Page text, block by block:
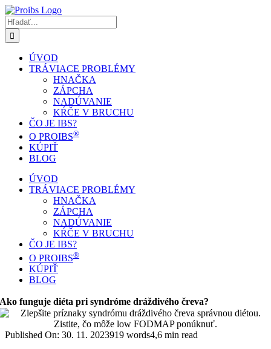
Skip
to
content
Hľadať:
ÚVOD
TRÁVIACE PROBLÉMY
HNAČKA
ZÁPCHA
NADÚVANIE
KŔČE V BRUCHU
ČO JE IBS?
O PROIBS®
KÚPIŤ
BLOG
ÚVOD
TRÁVIACE PROBLÉMY
HNAČKA
ZÁPCHA
NADÚVANIE
KŔČE V BRUCHU
ČO JE IBS?
O PROIBS®
KÚPIŤ
BLOG
Ako funguje diéta pri syndróme dráždivého čreva?
Published On: 30. 11. 2023919 words4,6 min read